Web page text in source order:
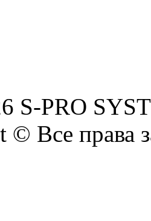
S-PRO
© Все права